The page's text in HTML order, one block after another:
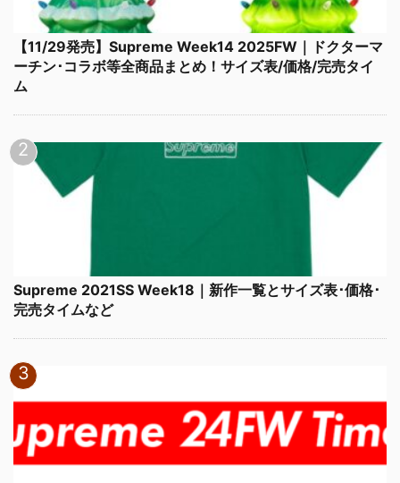
【11/29発売】Supreme Week14 2025FW｜ドクターマ
ーチン･コラボ等全商品まとめ！サイズ表/価格/完売タイ
ム
Supreme 2021SS Week18｜新作一覧とサイズ表･価格･
完売タイムなど